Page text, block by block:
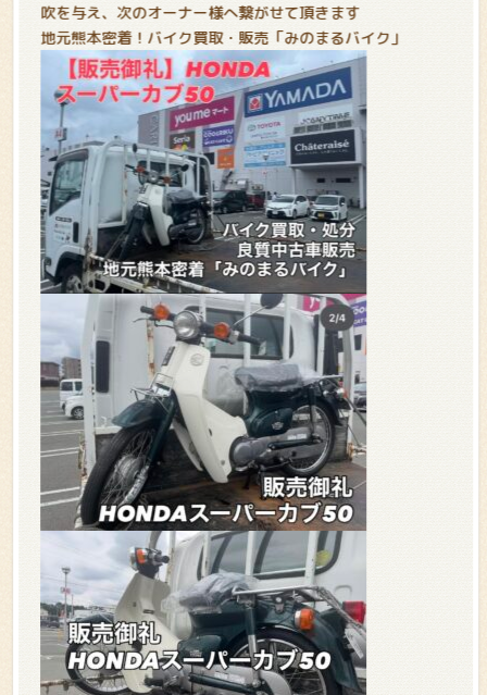
吹を与え、次のオーナー様へ繋がせて頂きます
地元熊本密着！バイク買取・販売「みのまるバイク」